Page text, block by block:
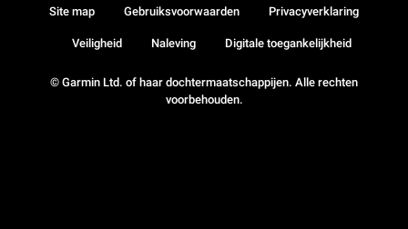
© Garmin Ltd. of haar dochtermaatschappijen. Alle rechten
voorbehouden.
Site map Gebruiksvoorwaarden Privacyverklaring
Veiligheid Naleving Digitale toegankelijkheid